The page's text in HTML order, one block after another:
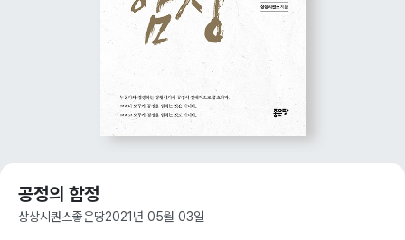
공정의 함정
상상시퀀스좋은땅2021년 05월 03일